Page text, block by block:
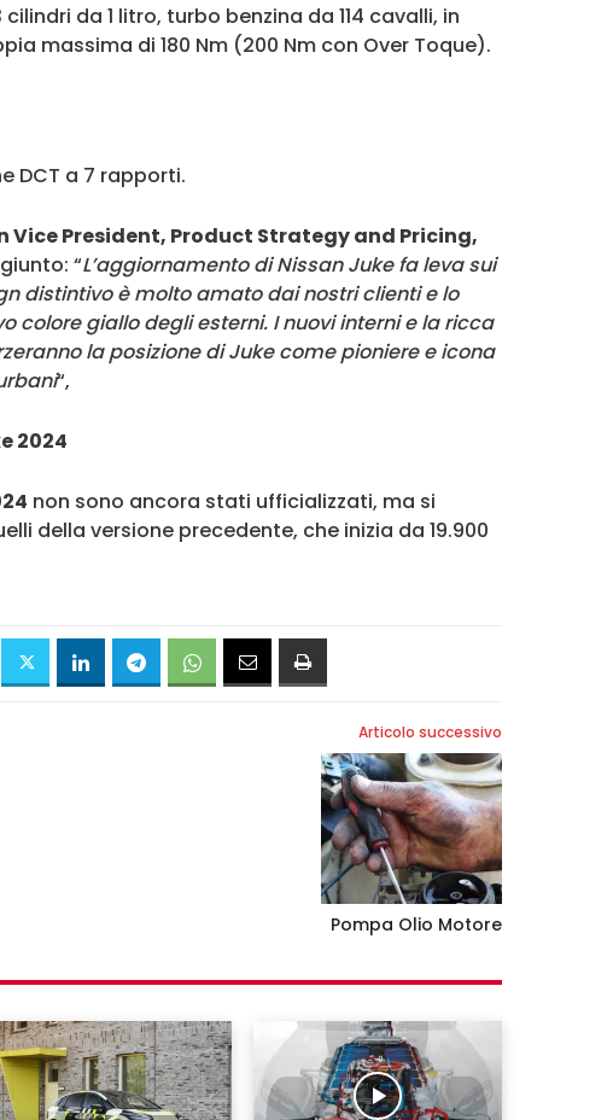
da 1 litro, turbo benzina da 114 cavalli, in
massima di 180 Nm (200 Nm con Over Toque).
DCT a 7 rapporti.
Vice President, Product Strategy and Pricing,
“L’aggiornamento di Nissan Juke fa leva sui
distintivo è molto amato dai nostri clienti e lo
colore giallo degli esterni. I nuovi interni e la ricca
la posizione di Juke come pioniere e icona
“,
2024
non sono ancora stati ufficializzati, ma si
della versione precedente, che inizia da 19.900
Articolo successivo
Pompa Olio Motore